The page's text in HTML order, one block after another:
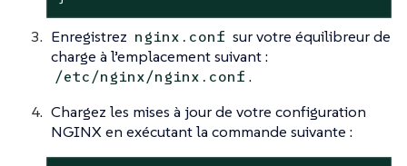
Enregistrez nginx.conf sur votre équilibreur de
charge à l’emplacement suivant :
/etc/nginx/nginx.conf .
Chargez les mises à jour de votre configuration
NGINX en exécutant la commande suivante :